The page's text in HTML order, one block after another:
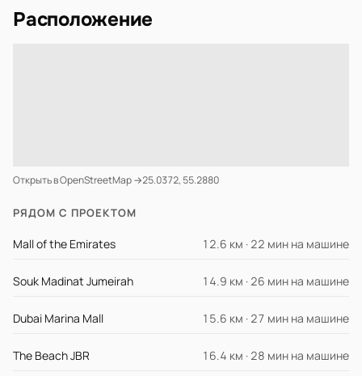
Расположение
Открыть в OpenStreetMap →25.0372, 55.2880
РЯДОМ С ПРОЕКТОМ
Mall of the Emirates 12.6 км · 22 мин на машине
Souk Madinat Jumeirah 14.9 км · 26 мин на машине
Dubai Marina Mall 15.6 км · 27 мин на машине
The Beach JBR 16.4 км · 28 мин на машине